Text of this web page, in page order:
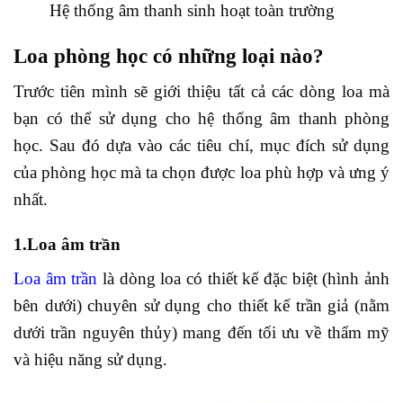
Hệ thống âm thanh sinh hoạt toàn trường
Loa phòng học có những loại nào?
Trước tiên mình sẽ giới thiệu tất cả các dòng loa mà
bạn có thể sử dụng cho hệ thống âm thanh phòng
học. Sau đó dựa vào các tiêu chí, mục đích sử dụng
của phòng học mà ta chọn được loa phù hợp và ưng ý
nhất.
1.Loa âm trần
Loa âm trần là dòng loa có thiết kế đặc biệt (hình ảnh
bên dưới) chuyên sử dụng cho thiết kế trần giả (nằm
dưới trần nguyên thủy) mang đến tối ưu về thẩm mỹ
và hiệu năng sử dụng.